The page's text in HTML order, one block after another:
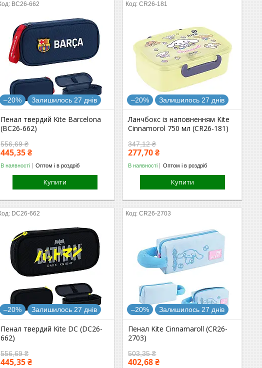
BC26-662
–20% Залишилось 27 днів
Пенал твердий Kite Barcelona
(BC26-662)
556,69 ₴
445,35 ₴
В наявності Оптом і в роздріб
Купити
CR26-181
–20% Залишилось 27 днів
Ланчбокс із наповненням Kite
Cinnamorol 750 мл (CR26-181)
347,12 ₴
277,70 ₴
В наявності Оптом і в роздріб
Купити
DC26-662
–20% Залишилось 27 днів
Пенал твердий Kite DC (DC26-
662)
556,69 ₴
445,35 ₴
CR26-2703
–20% Залишилось 27 днів
Пенал Kite Cinnamaroll (CR26-
2703)
503,35 ₴
402,68 ₴